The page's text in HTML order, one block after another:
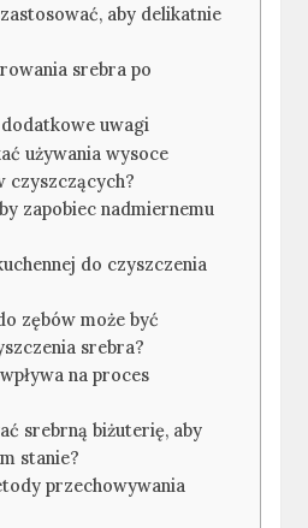
aby delikatnie
srebra po
uwagi
używania wysoce
czyszczących?
zapobiec nadmiernemu
do czyszczenia
zębów może być
srebra?
na proces
srebrną biżuterię, aby
stanie?
przechowywania